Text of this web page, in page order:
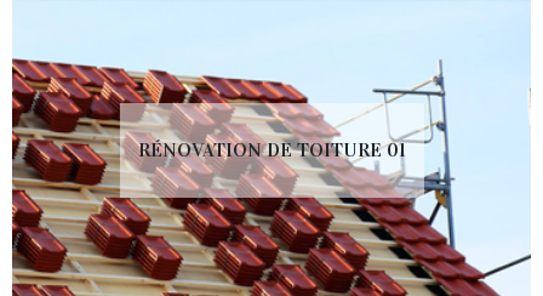
RÉNOVATION DE TOITURE 01